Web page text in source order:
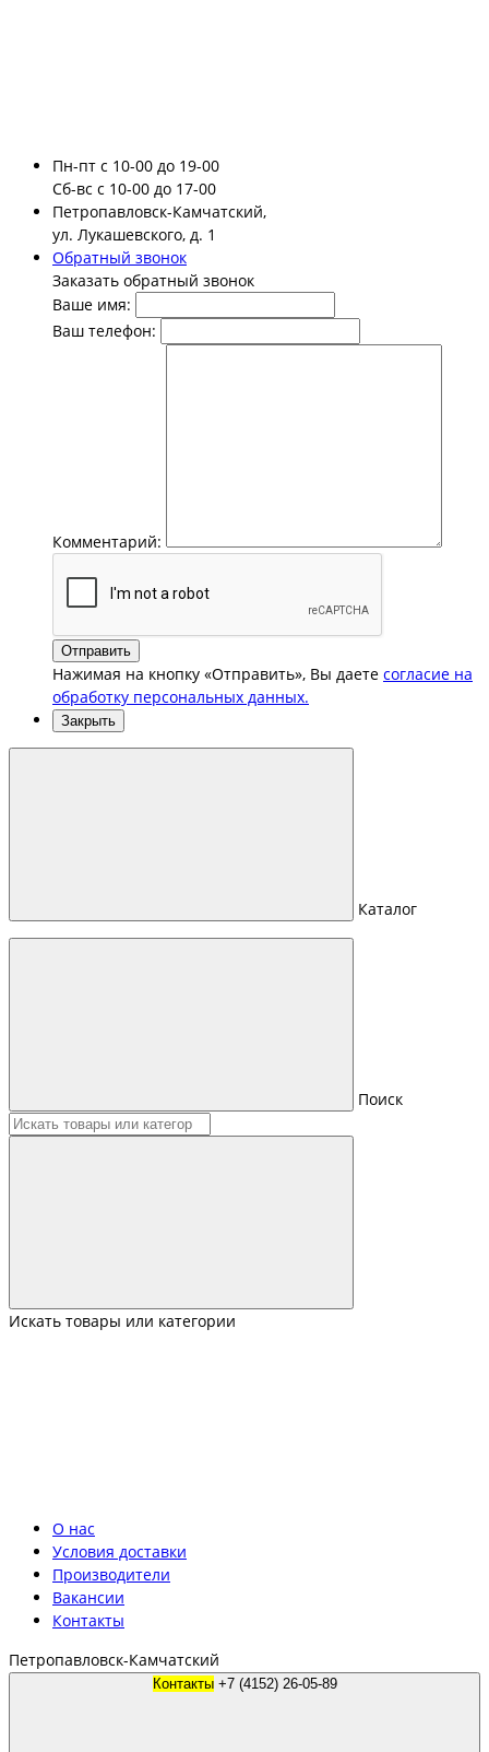
Пн-пт с 10-00 до 19-00
Сб-вс с 10-00 до 17-00
Петропавловск-Камчатский,
ул. Лукашевского, д. 1
Обратный звонок
Заказать обратный звонок
Ваше имя:
Ваш телефон:
Комментарий:
Отправить
Нажимая на кнопку «Отправить», Вы даете согласие на
обработку персональных данных.
Закрыть
Каталог
Поиск
Искать товары или категории
О нас
Условия доставки
Производители
Вакансии
Контакты
Петропавловск-Камчатский
Контакты +7 (4152) 26-05-89